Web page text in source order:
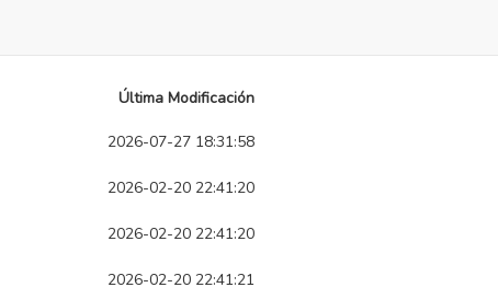
Última Modificación
2026-07-27 18:31:58
2026-02-20 22:41:20
2026-02-20 22:41:20
2026-02-20 22:41:21